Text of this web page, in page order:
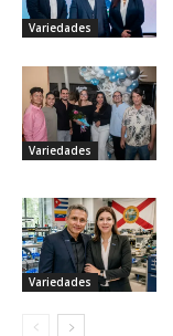
Variedades
Variedades
Variedades